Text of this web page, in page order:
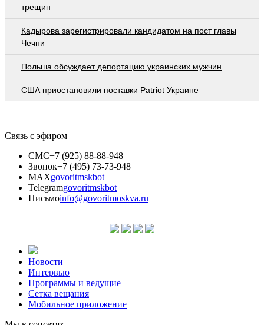
трещин
Кадырова зарегистрировали кандидатом на пост главы
Чечни
Польша обсуждает депортацию украинских мужчин
США приостановили поставки Patriot Украине
Связь с эфиром
СМС+7 (925) 88-88-948
Звонок+7 (495) 73-73-948
MAXgovoritmskbot
Telegramgovoritmskbot
Письмоinfo@govoritmoskva.ru
Новости
Интервью
Программы и ведущие
Сетка вещания
Мобильное приложение